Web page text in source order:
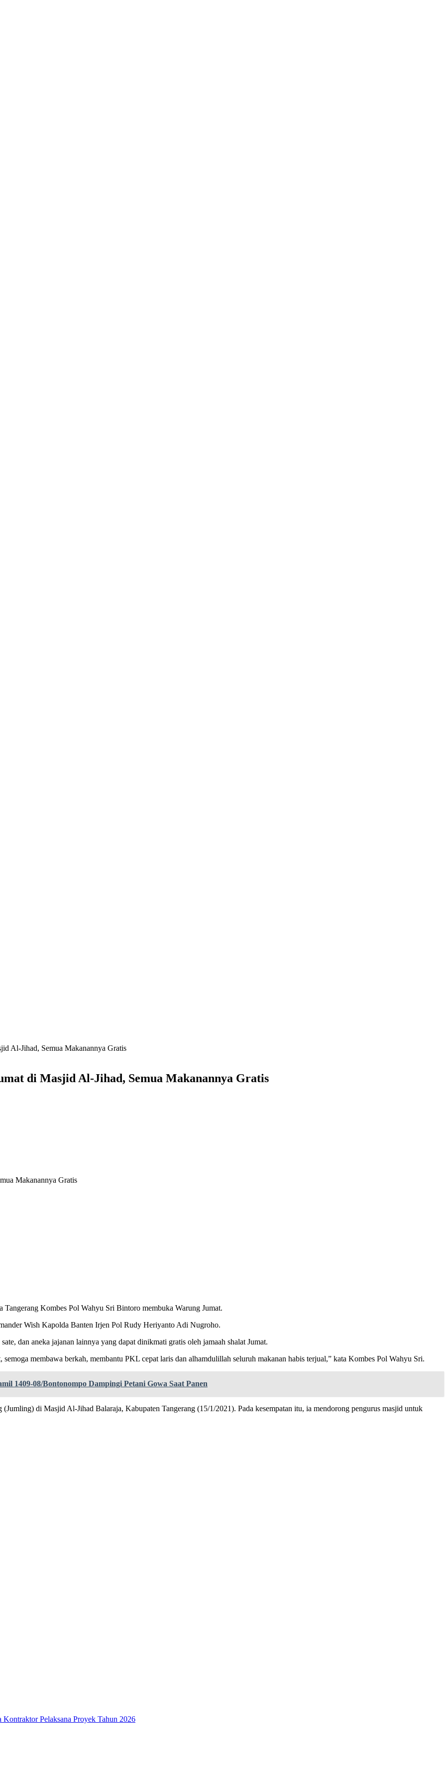
Al-Jihad, Semua Makanannya Gratis
di Masjid Al-Jihad, Semua Makanannya Gratis
Makanannya Gratis
Kombes Pol Wahyu Sri Bintoro membuka Warung Jumat.
Wish Kapolda Banten Irjen Pol Rudy Heriyanto Adi Nugroho.
dan aneka jajanan lainnya yang dapat dinikmati gratis oleh jamaah shalat Jumat.
membawa berkah, membantu PKL cepat laris dan alhamdulillah seluruh makanan habis terjual,” kata Kombes Pol Wahyu Sri.
1409-08/Bontonompo Dampingi Petani Gowa Saat Panen
di Masjid Al-Jihad Balaraja, Kabupaten Tangerang (15/1/2021). Pada kesempatan itu, ia mendorong pengurus masjid untuk
Pelaksana Proyek Tahun 2026